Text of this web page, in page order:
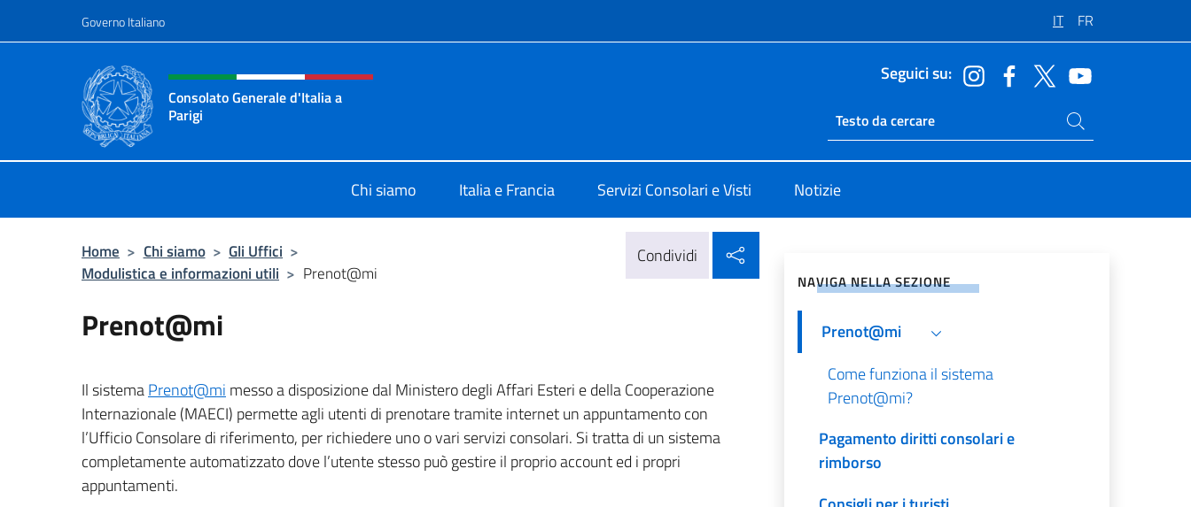
Governo Italiano IT FR
Intestazione sito, social e menù
Consolato Generale d'Italia a
Parigi
Seguici su:
Ricerca sito live
Cerca nel sito
Chi siamo Italia e Francia Servizi Consolari e Visti Notizie
Home > Chi siamo > Gli Uffici >
Modulistica e informazioni utili > Prenot@mi
Condividi
Prenot@mi
Il sistemaPrenot@mi messo a disposizione dal Ministero degli Affari Esteri e della Cooperazione
Internazionale (MAECI) permette agli utenti di prenotare tramite internet un appuntamento con
l’Ufficio Consolare di riferimento, per richiedere uno o vari servizi consolari. Si tratta di un sistema
completamente automatizzato dove l’utente stesso può gestire il proprio account ed i propri
appuntamenti.
NAVIGA NELLA SEZIONE
Prenot@mi
Come funziona il sistema
Prenot@mi?
Pagamento diritti consolari e
rimborso